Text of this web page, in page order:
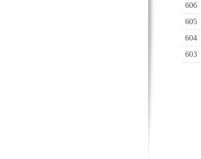
606
605
604
603